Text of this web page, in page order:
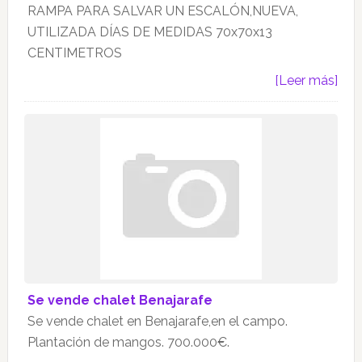
RAMPA PARA SALVAR UN ESCALÓN,NUEVA,
UTILIZADA DÍAS DE MEDIDAS 70x70x13
CENTIMETROS
[Leer más]
Se vende chalet Benajarafe
Se vende chalet en Benajarafe,en el campo.
Plantación de mangos. 700.000€.